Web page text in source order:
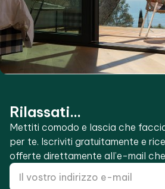
Rilassati...
Mettiti comodo e lascia che
per te. Iscriviti gratuitamente e
offerte direttamente all’e-mail